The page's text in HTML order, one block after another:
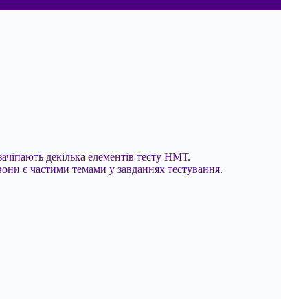
декілька елементів тесту НМТ.
є частими темами у завданнях тестування.